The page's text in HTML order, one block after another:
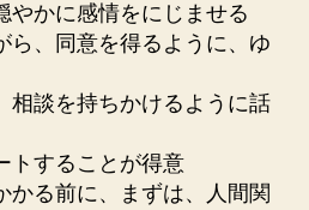
やかに感情をにじませる
ら、同意を得るように、ゆ
相談を持ちかけるように話
トすることが得意
かる前に、まずは、人間関